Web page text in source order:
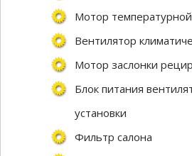
Мотор температурной
Вентилятор
Мотор заслонки
Блок питания
установки
Фильтр салона